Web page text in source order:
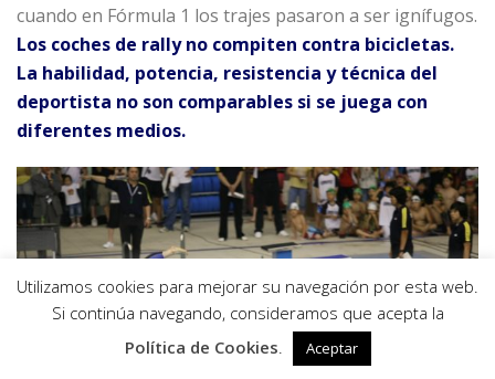
cuando en Fórmula 1 los trajes pasaron a ser ignífugos.
Los coches de rally no compiten contra bicicletas.
La habilidad, potencia, resistencia y técnica del
deportista no son comparables si se juega con
diferentes medios.
0
Utilizamos cookies para mejorar su navegación por esta web.
Si continúa navegando, consideramos que acepta la
Política de Cookies. Aceptar